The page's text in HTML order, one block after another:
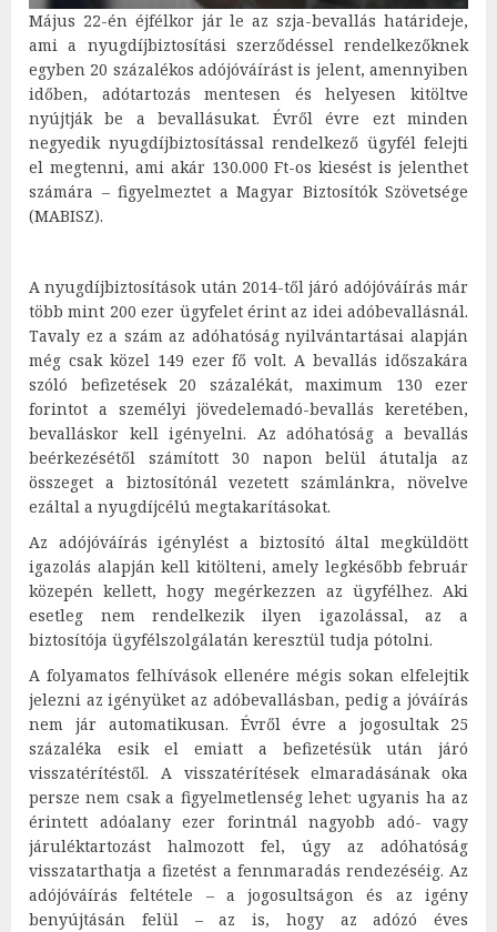
Május 22-én éjfélkor jár le az szja-bevallás határideje,
ami a nyugdíjbiztosítási szerződéssel rendelkezőknek
egyben 20 százalékos adójóváírást is jelent, amennyiben
időben, adótartozás mentesen és helyesen kitöltve
nyújtják be a bevallásukat. Évről évre ezt minden
negyedik nyugdíjbiztosítással rendelkező ügyfél felejti
el megtenni, ami akár 130.000 Ft-os kiesést is jelenthet
számára – figyelmeztet a Magyar Biztosítók Szövetsége
(MABISZ).
A nyugdíjbiztosítások után 2014-től járó adójóváírás már
több mint 200 ezer ügyfelet érint az idei adóbevallásnál.
Tavaly ez a szám az adóhatóság nyilvántartásai alapján
még csak közel 149 ezer fő volt. A bevallás időszakára
szóló befizetések 20 százalékát, maximum 130 ezer
forintot a személyi jövedelemadó-bevallás keretében,
bevalláskor kell igényelni. Az adóhatóság a bevallás
beérkezésétől számított 30 napon belül átutalja az
összeget a biztosítónál vezetett számlánkra, növelve
ezáltal a nyugdíjcélú megtakarításokat.
Az adójóváírás igénylést a biztosító által megküldött
igazolás alapján kell kitölteni, amely legkésőbb február
közepén kellett, hogy megérkezzen az ügyfélhez. Aki
esetleg nem rendelkezik ilyen igazolással, az a
biztosítója ügyfélszolgálatán keresztül tudja pótolni.
A folyamatos felhívások ellenére mégis sokan elfelejtik
jelezni az igényüket az adóbevallásban, pedig a jóváírás
nem jár automatikusan. Évről évre a jogosultak 25
százaléka esik el emiatt a befizetésük után járó
visszatérítéstől. A visszatérítések elmaradásának oka
persze nem csak a figyelmetlenség lehet: ugyanis ha az
érintett adóalany ezer forintnál nagyobb adó- vagy
járuléktartozást halmozott fel, úgy az adóhatóság
visszatarthatja a fizetést a fennmaradás rendezéséig. Az
adójóváírás feltétele – a jogosultságon és az igény
benyújtásán felül – az is, hogy az adózó éves